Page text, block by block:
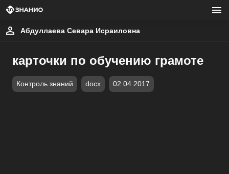
Абдуллаева Севара Исраиловна
карточки по обучению грамоте
Контроль знаний docx 02.04.2017